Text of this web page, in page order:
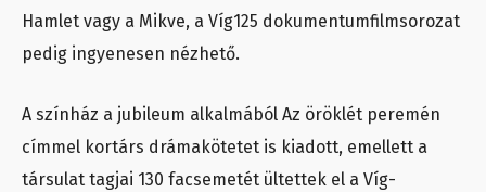
Hamlet vagy a Mikve, a Víg125 dokumentumfilmsorozat
pedig ingyenesen nézhető.
A színház a jubileum alkalmából Az öröklét peremén
címmel kortárs drámakötetet is kiadott, emellett a
társulat tagjai 130 facsemetét ültettek el a Víg-